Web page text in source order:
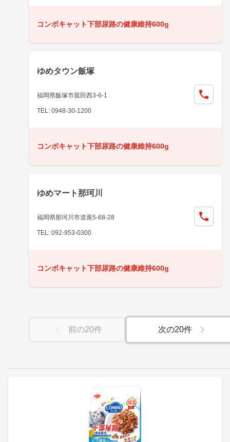
コンボキャット下部尿路の健康維持600g
ゆめタウン飯塚
福岡県飯塚市菰田西3-6-1
TEL: 0948-30-1200
コンボキャット下部尿路の健康維持600g
ゆめマート那珂川
福岡県那珂川市道善5-68-28
TEL: 092-953-0300
コンボキャット下部尿路の健康維持600g
前の20件 次の20件